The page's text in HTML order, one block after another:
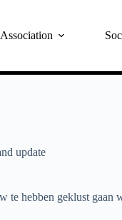
Association
update
te hebben geklust gaan